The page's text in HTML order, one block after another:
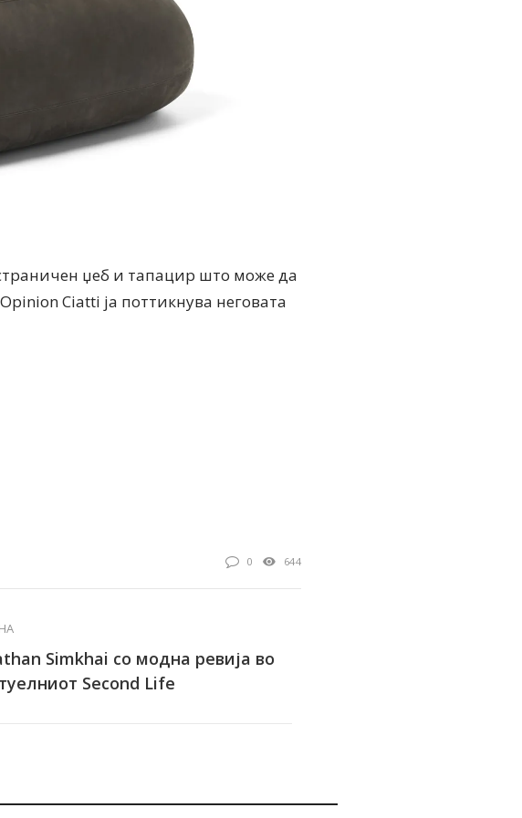
џеб и тапацир што може да
Ciatti ја поттикнува неговата
0 644
Simkhai со модна ревија во
Second Life